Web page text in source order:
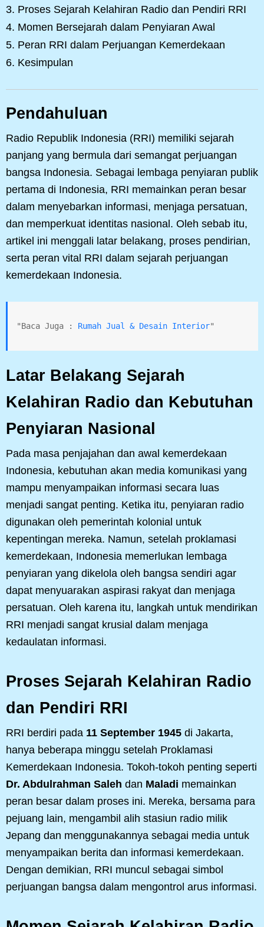
Proses Sejarah Kelahiran Radio dan Pendiri RRI
Momen Bersejarah dalam Penyiaran Awal
Peran RRI dalam Perjuangan Kemerdekaan
Kesimpulan
Pendahuluan
Radio Republik Indonesia (RRI) memiliki sejarah
panjang yang bermula dari semangat perjuangan
bangsa Indonesia. Sebagai lembaga penyiaran publik
pertama di Indonesia, RRI memainkan peran besar
dalam menyebarkan informasi, menjaga persatuan,
dan memperkuat identitas nasional. Oleh sebab itu,
artikel ini menggali latar belakang, proses pendirian,
serta peran vital RRI dalam sejarah perjuangan
kemerdekaan Indonesia.
"Baca Juga : Rumah Jual & Desain Interior"
Latar Belakang Sejarah
Kelahiran Radio dan Kebutuhan
Penyiaran Nasional
Pada masa penjajahan dan awal kemerdekaan
Indonesia, kebutuhan akan media komunikasi yang
mampu menyampaikan informasi secara luas
menjadi sangat penting. Ketika itu, penyiaran radio
digunakan oleh pemerintah kolonial untuk
kepentingan mereka. Namun, setelah proklamasi
kemerdekaan, Indonesia memerlukan lembaga
penyiaran yang dikelola oleh bangsa sendiri agar
dapat menyuarakan aspirasi rakyat dan menjaga
persatuan. Oleh karena itu, langkah untuk mendirikan
RRI menjadi sangat krusial dalam menjaga
kedaulatan informasi.
Proses Sejarah Kelahiran Radio
dan Pendiri RRI
RRI berdiri pada 11 September 1945 di Jakarta,
hanya beberapa minggu setelah Proklamasi
Kemerdekaan Indonesia. Tokoh-tokoh penting seperti
Dr. Abdulrahman Saleh dan Maladi memainkan
peran besar dalam proses ini. Mereka, bersama para
pejuang lain, mengambil alih stasiun radio milik
Jepang dan menggunakannya sebagai media untuk
menyampaikan berita dan informasi kemerdekaan.
Dengan demikian, RRI muncul sebagai simbol
perjuangan bangsa dalam mengontrol arus informasi.